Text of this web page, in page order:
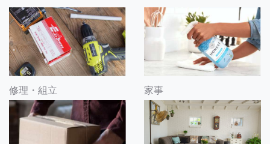
修理・組立 家事